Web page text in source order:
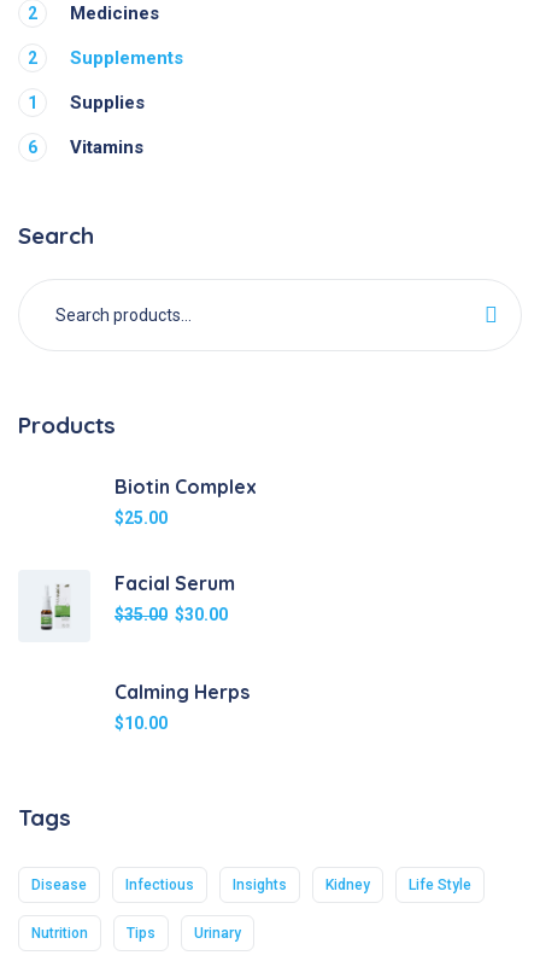
Medicines
2
Supplements
2
Supplies
1
Vitamins
6
Search
Products
Biotin Complex
$25.00
Facial Serum
$35.00 $30.00
Calming Herps
$10.00
Tags
Disease Infectious Insights Kidney Life Style
Nutrition Tips Urinary